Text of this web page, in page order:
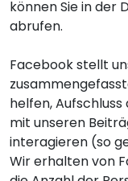
können Sie in der
abrufen.
Facebook stellt
helfen,
mit unseren
interagieren (so
Wir erhalten von